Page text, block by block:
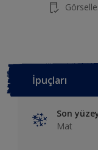
İpuçları
Son
Mat